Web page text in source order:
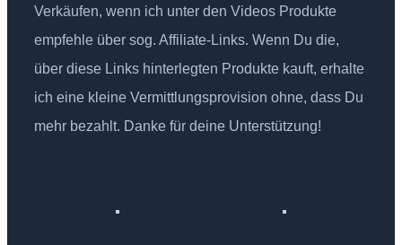
Verkäufen, wenn ich unter den Videos Produkte
empfehle über sog. Affiliate-Links. Wenn Du die,
über diese Links hinterlegten Produkte kauft, erhalte
ich eine kleine Vermittlungsprovision ohne, dass Du
mehr bezahlt. Danke für deine Unterstützung!